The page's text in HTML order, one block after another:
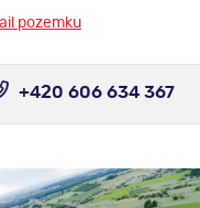
pozemku
+420 606 634 367